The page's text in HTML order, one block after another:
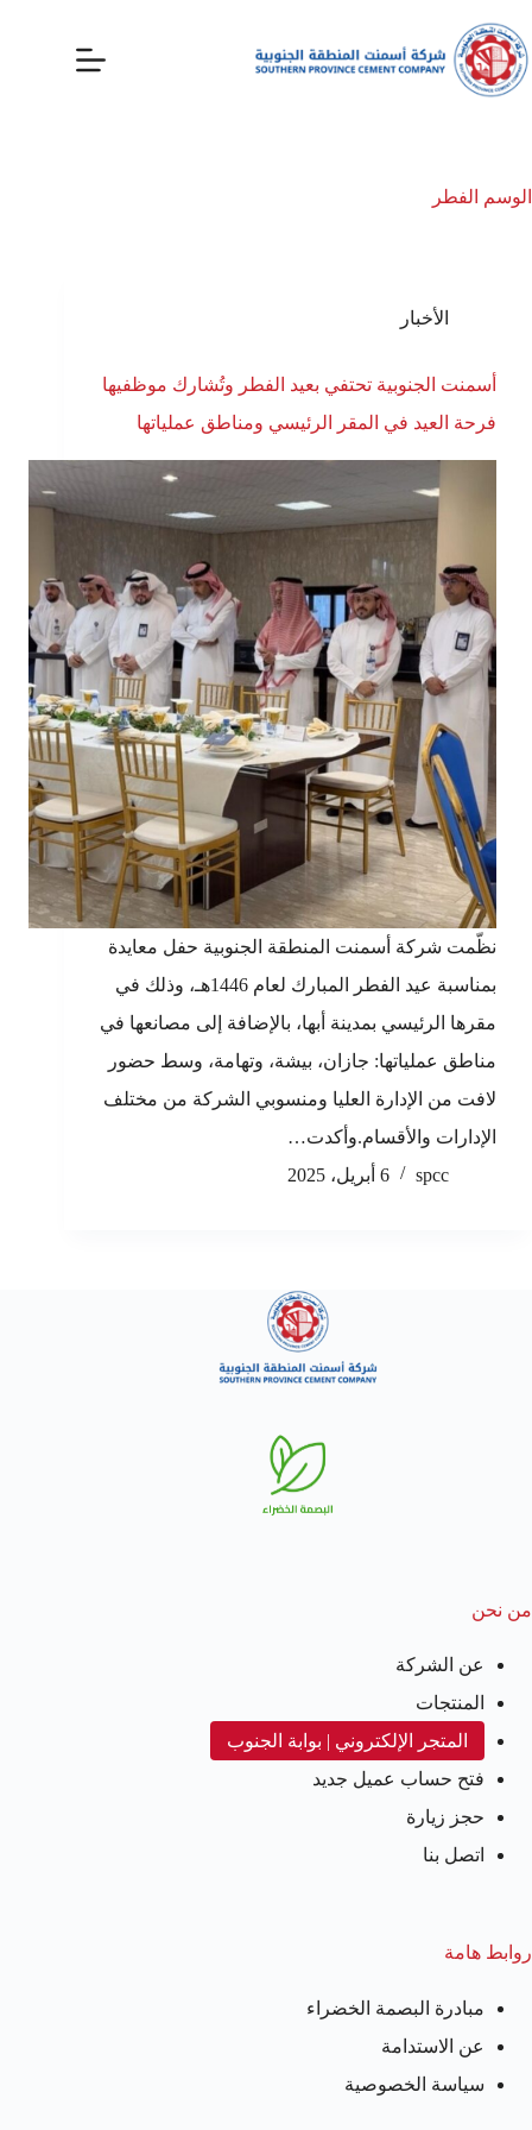
الوسم الفطر
الأخبار
أسمنت الجنوبية تحتفي بعيد الفطر وتُشارك موظفيها
فرحة العيد في المقر الرئيسي ومناطق عملياتها
نظّمت شركة أسمنت المنطقة الجنوبية حفل معايدة
بمناسبة عيد الفطر المبارك لعام 1446هـ، وذلك في
مقرها الرئيسي بمدينة أبها، بالإضافة إلى مصانعها في
مناطق عملياتها: جازان، بيشة، وتهامة، وسط حضور
لافت من الإدارة العليا ومنسوبي الشركة من مختلف
الإدارات والأقسام.وأكدت…
spcc
6 أبريل، 2025
من نحن
عن الشركة
المنتجات
المتجر الإلكتروني | بوابة الجنوب
فتح حساب عميل جديد
حجز زيارة
اتصل بنا
روابط هامة
مبادرة البصمة الخضراء
عن الاستدامة
سياسة الخصوصية